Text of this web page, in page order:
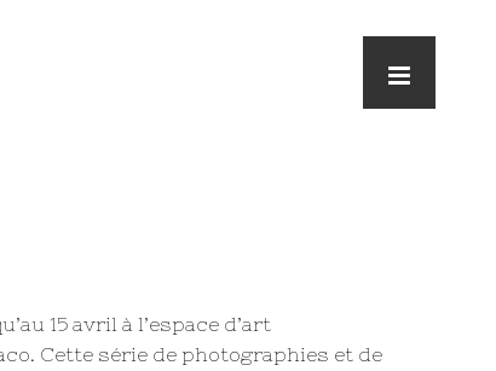
15 avril à l’espace d’art
Cette série de photographies et de